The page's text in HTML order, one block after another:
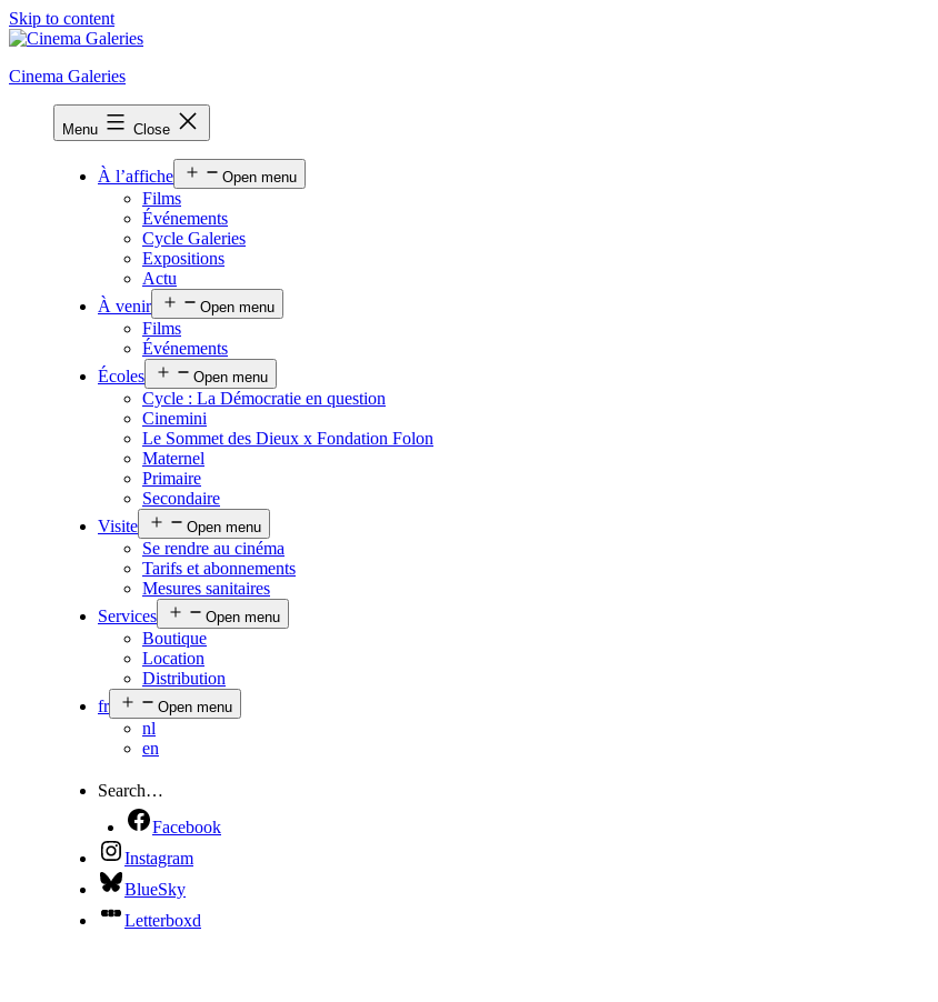
Skip to content
Cinema Galeries
Menu Close
À l’affiche Open menu
Films
Événements
Cycle Galeries
Expositions
Actu
À venir
Open menu
Films
Événements
Écoles
Open menu
Cycle : La Démocratie en question
Cinemini
Le Sommet des Dieux x Fondation Folon
Maternel
Primaire
Secondaire
Visite
Open menu
Se rendre au cinéma
Tarifs et abonnements
Mesures sanitaires
Services
Open menu
Boutique
Location
Distribution
fr
Open menu
nl
en
Search…
Facebook
Instagram
BlueSky
Letterboxd